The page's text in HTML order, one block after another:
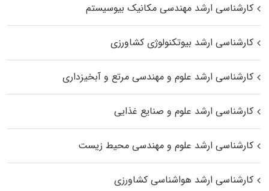
کارشناسی ارشد مهندسی مکانیک بیوسیستم
کارشناسی ارشد بیوتکنولوژی کشاورزی
کارشناسی ارشد علوم و مهندسی مرتع و آبخیزداری
کارشناسی ارشد علوم و صنایع غذایی
کارشناسی ارشد علوم و مهندسی محیط زیست
کارشناسی ارشد هواشناسی کشاورزی